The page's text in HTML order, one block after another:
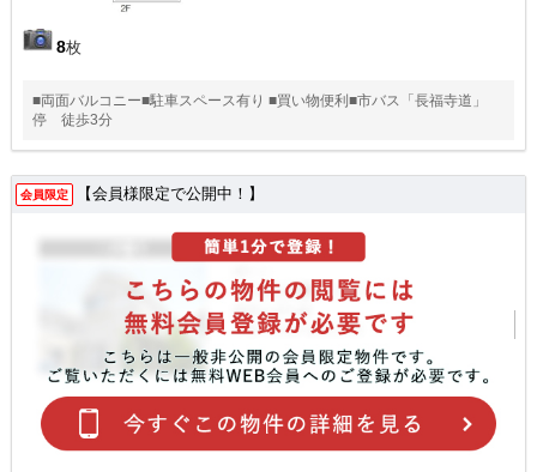
8枚
■両面バルコニー■駐車スペース有り ■買い物便利■市バス「長福寺道」
停 徒歩3分
会員限定 【会員様限定で公開中！】